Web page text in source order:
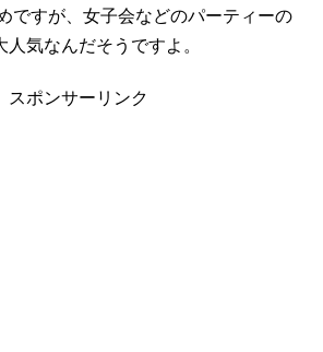
ですが、女子会などのパーティーの
気なんだそうですよ。
スポンサーリンク